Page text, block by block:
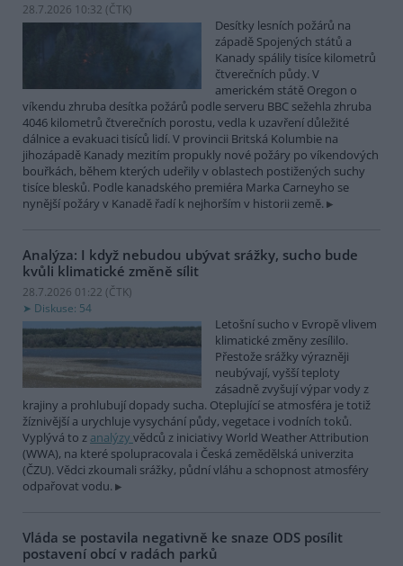
28.7.2026 10:32 (ČTK)
Desítky lesních požárů na
západě Spojených států a
Kanady spálily tisíce kilometrů
čtverečních půdy. V
americkém státě Oregon o
víkendu zhruba desítka požárů podle serveru BBC sežehla zhruba
4046 kilometrů čtverečních porostu, vedla k uzavření důležité
dálnice a evakuaci tisíců lidí. V provincii Britská Kolumbie na
jihozápadě Kanady mezitím propukly nové požáry po víkendových
bouřkách, během kterých udeřily v oblastech postižených suchy
tisíce blesků. Podle kanadského premiéra Marka Carneyho se
nynější požáry v Kanadě řadí k nejhorším v historii země.
Analýza: I když nebudou ubývat srážky, sucho bude
kvůli klimatické změně sílit
28.7.2026 01:22 (ČTK)
Diskuse: 54
Letošní sucho v Evropě vlivem
klimatické změny zesílilo.
Přestože srážky výrazněji
neubývají, vyšší teploty
zásadně zvyšují výpar vody z
krajiny a prohlubují dopady sucha. Oteplující se atmosféra je totiž
žíznivější a urychluje vysychání půdy, vegetace i vodních toků.
Vyplývá to z analýzy vědců z iniciativy World Weather Attribution
(WWA), na které spolupracovala i Česká zemědělská univerzita
(ČZU). Vědci zkoumali srážky, půdní vláhu a schopnost atmosféry
odpařovat vodu.
Vláda se postavila negativně ke snaze ODS posílit
postavení obcí v radách parků